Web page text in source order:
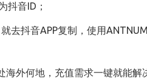
音ID；
去抖音APP复制，使用
外何地，充值需求一键就能